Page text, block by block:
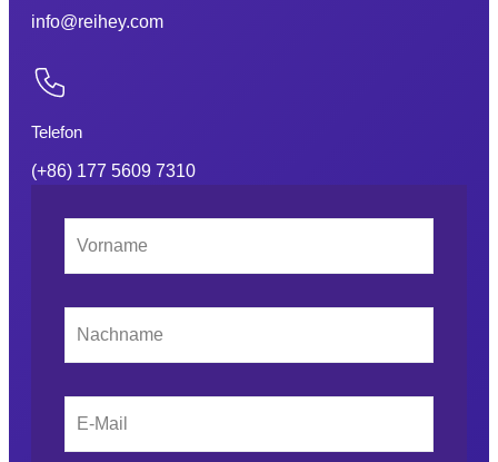
info@reihey.com
Telefon
(+86) 177 5609 7310